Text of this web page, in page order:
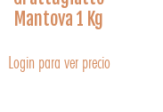
Mantova 1 Kg
Login para ver precio